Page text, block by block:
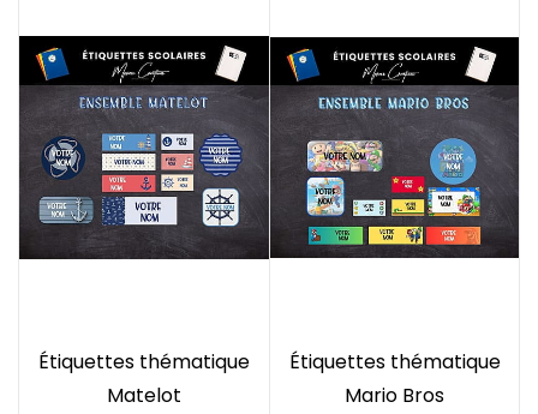
Étiquettes thématique
Matelot
Étiquettes thématique
Mario Bros